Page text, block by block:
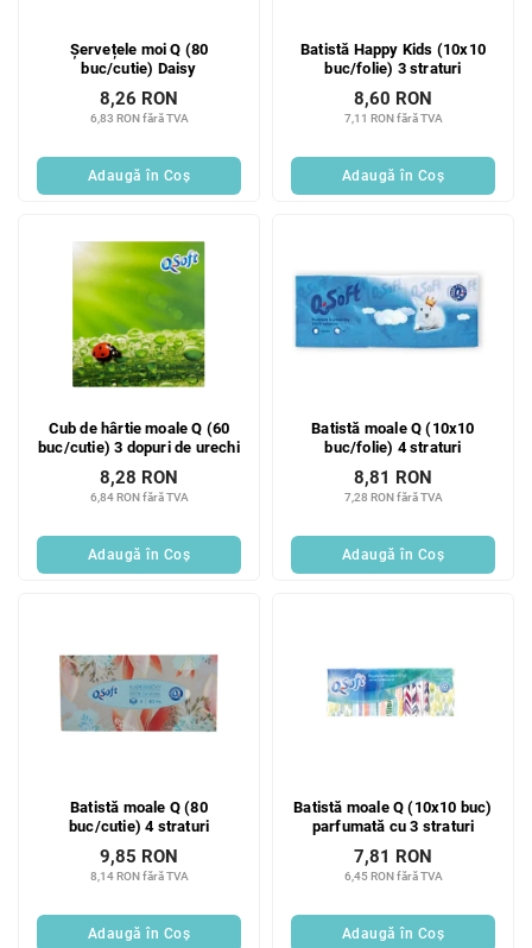
Șervețele moi Q (80
buc/cutie) Daisy
6,83 RON fără TVA
8,26 RON
Adaugă în Coş
Batistă Happy Kids (10x10
buc/folie) 3 straturi
7,11 RON fără TVA
8,60 RON
Adaugă în Coş
Cub de hârtie moale Q (60
buc/cutie) 3 dopuri de urechi
6,84 RON fără TVA
8,28 RON
Adaugă în Coş
Batistă moale Q (10x10
buc/folie) 4 straturi
7,28 RON fără TVA
8,81 RON
Adaugă în Coş
Batistă moale Q (80
buc/cutie) 4 straturi
8,14 RON fără TVA
9,85 RON
Adaugă în Coş
Batistă moale Q (10x10 buc)
parfumată cu 3 straturi
6,45 RON fără TVA
7,81 RON
Adaugă în Coş